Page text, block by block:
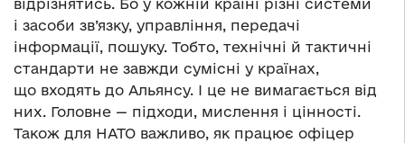
відрізнятись. Бо у кожній країні різні системи
і засоби зв’язку, управління, передачі
інформації, пошуку. Тобто, технічні й тактичні
стандарти не завжди сумісні у країнах,
що входять до Альянсу. І це не вимагається від
них. Головне — підходи, мислення і цінності.
Також для НАТО важливо, як працює офіцер